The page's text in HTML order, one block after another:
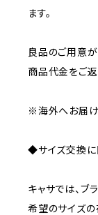
ます。
良品のご用意
商品代金をご返
※海外へお届け
◆サイズ交換に
キャサでは、ブ
希望のサイズ